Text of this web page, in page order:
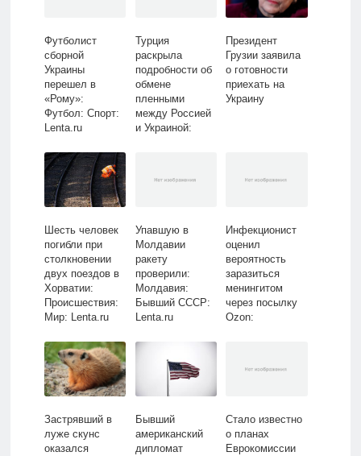
Футболист
сборной
Украины
перешел в
«Рому»:
Футбол: Спорт:
Lenta.ru
Турция
раскрыла
подробности об
обмене
пленными
между Россией
и Украиной:
Президент
Грузии заявила
о готовности
приехать на
Украину
Шесть человек
погибли при
столкновении
двух поездов в
Хорватии:
Происшествия:
Мир: Lenta.ru
Упавшую в
Молдавии
ракету
проверили:
Молдавия:
Бывший СССР:
Lenta.ru
Инфекционист
оценил
вероятность
заразиться
менингитом
через посылку
Ozon:
Застрявший в
луже скунс
оказался
Бывший
американский
дипломат
Стало известно
о планах
Еврокомиссии